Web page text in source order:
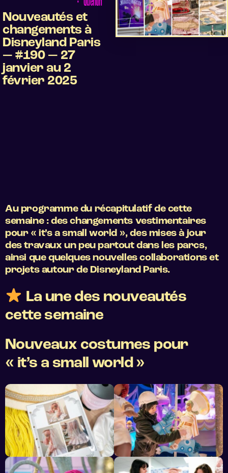
Nouveautés et
changements à
Disneyland Paris
— #190 — 27
janvier au 2
février 2025
Au programme du récapitulatif de cette
semaine :des changements vestimentaires
pour « it’s a small world », des mises à jour
des travaux un peu partout dans les parcs,
ainsi que quelques nouvelles collaborations et
projets autour de Disneyland Paris.
La une des nouveautés
cette semaine
Nouveaux costumes pour
« it’s a small world »